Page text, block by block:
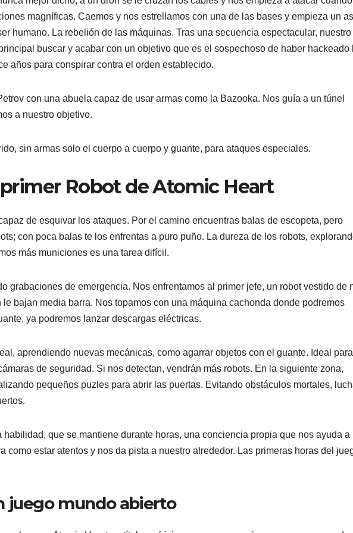
magníficas. Caemos y nos estrellamos con una de las bases y empieza un
humano. La rebelión de las máquinas. Tras una secuencia espectacular, nuestro
buscar y acabar con un objetivo que es el sospechoso de haber hackeado
años para conspirar contra el orden establecido.
con una abuela capaz de usar armas como la Bazooka. Nos guía a un túnel
a nuestro objetivo.
sin armas solo el cuerpo a cuerpo y guante, para ataques especiales.
Robot de Atomic Heart
de esquivar los ataques. Por el camino encuentras balas de escopeta, pero
con poca balas te los enfrentas a puro puño. La dureza de los robots,
más municiones es una tarea difícil.
grabaciones de emergencia. Nos enfrentamos al primer jefe, un robot vestido de
bajan media barra. Nos topamos con una máquina cachonda donde podremos
ya podremos lanzar descargas eléctricas.
aprendiendo nuevas mecánicas, como agarrar objetos con el guante. Ideal para
de seguridad. Si nos detectan, vendrán más robots. En la siguiente zona,
pequeños puzles para abrir las puertas. Evitando obstáculos mortales,
habilidad, que se mantiene durante horas, una conciencia propia que nos ayuda a
como estar atentos y nos da pista a nuestro alrededor. Las primeras horas del
juego mundo abierto